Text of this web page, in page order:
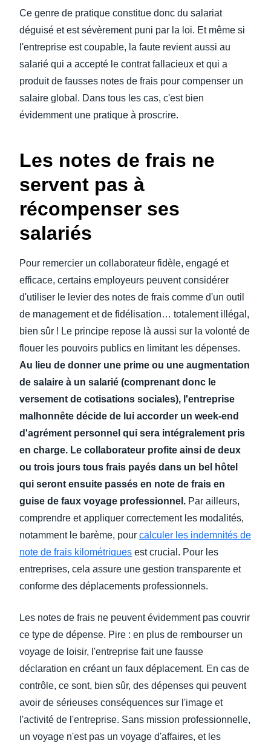
Ce genre de pratique constitue donc du salariat
déguisé et est sévèrement puni par la loi. Et même si
l'entreprise est coupable, la faute revient aussi au
salarié qui a accepté le contrat fallacieux et qui a
produit de fausses notes de frais pour compenser un
salaire global. Dans tous les cas, c'est bien
évidemment une pratique à proscrire.
Les notes de frais ne
servent pas à
récompenser ses
salariés
Pour remercier un collaborateur fidèle, engagé et
efficace, certains employeurs peuvent considérer
d'utiliser le levier des notes de frais comme d'un outil
de management et de fidélisation… totalement illégal,
bien sûr ! Le principe repose là aussi sur la volonté de
flouer les pouvoirs publics en limitant les dépenses.
Au lieu de donner une prime ou une augmentation
de salaire à un salarié (comprenant donc le
versement de cotisations sociales), l'entreprise
malhonnête décide de lui accorder un week-end
d'agrément personnel qui sera intégralement pris
en charge. Le collaborateur profite ainsi de deux
ou trois jours tous frais payés dans un bel hôtel
qui seront ensuite passés en note de frais en
guise de faux voyage professionnel. Par ailleurs,
comprendre et appliquer correctement les modalités,
notamment le barème, pour calculer les indemnités de
note de frais kilométriques est crucial. Pour les
entreprises, cela assure une gestion transparente et
conforme des déplacements professionnels.
Les notes de frais ne peuvent évidemment pas couvrir
ce type de dépense. Pire : en plus de rembourser un
voyage de loisir, l'entreprise fait une fausse
déclaration en créant un faux déplacement. En cas de
contrôle, ce sont, bien sûr, des dépenses qui peuvent
avoir de sérieuses conséquences sur l'image et
l'activité de l'entreprise. Sans mission professionnelle,
un voyage n'est pas un voyage d'affaires, et les